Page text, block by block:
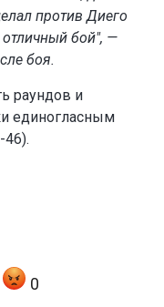
против Диего
бой", —
боя.
раундов и
единогласным
0